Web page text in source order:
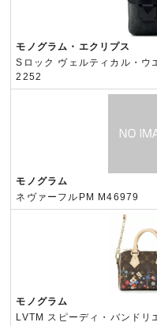
モノグラム・エクリプス
Sロック ヴェルティカル・ウ
2252
モノグラム
ネヴァーフルPM M46979
モノグラム
LVTM スピーディ・バンド